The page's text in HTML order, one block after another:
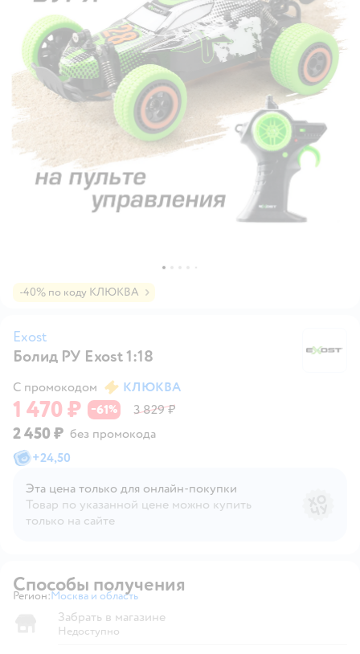
-40% по коду КЛЮКВА
Exost
Болид РУ Exost 1:18
С промокодом
КЛЮКВА
1 470 ₽ −61% 3 829 ₽
2 450 ₽ без промокода
+24,50
Эта цена только для онлайн‑покупки
Товар по указанной цене можно купить
только на сайте
Способы получения
Регион: Выбор адреса доставки.
Москва и область
Забрать в магазине
Недоступно